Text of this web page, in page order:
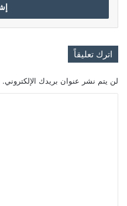
اترك تعليقاً
لن يتم نشر عنوان بريدك الإلكتروني.